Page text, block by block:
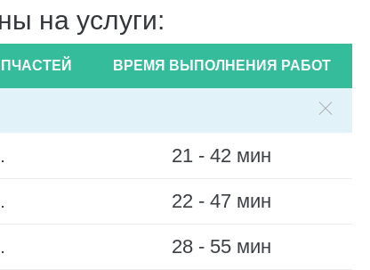
на услуги:
ВРЕМЯ ВЫПОЛНЕНИЯ РАБОТ
21 - 42 мин
22 - 47 мин
28 - 55 мин